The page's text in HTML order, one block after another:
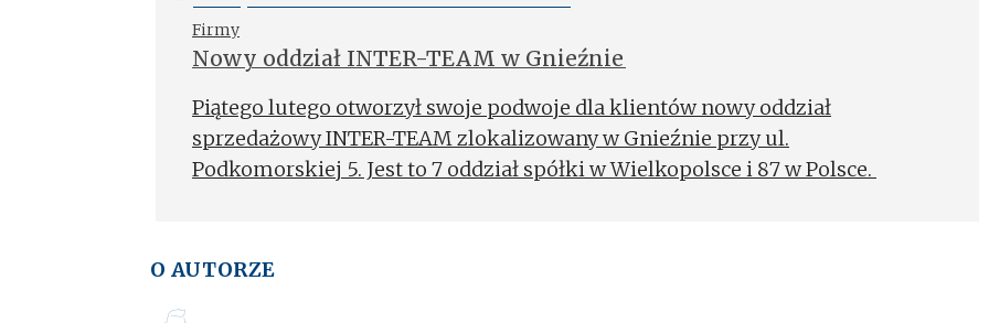
Firmy
Nowy oddział INTER-TEAM w Gnieźnie
Piątego lutego otworzył swoje podwoje dla klientów nowy oddział
sprzedażowy INTER-TEAM zlokalizowany w Gnieźnie przy ul.
Podkomorskiej 5. Jest to 7 oddział spółki w Wielkopolsce i 87 w Polsce.
O AUTORZE